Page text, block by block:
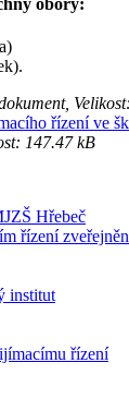
řízení ve
147.47 kB
Hřebeč
řízení
institut
řízení